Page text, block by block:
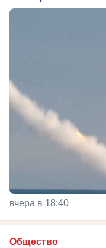
вчера в 18:40
Общество